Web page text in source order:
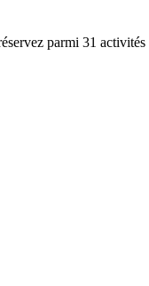
parmi 31